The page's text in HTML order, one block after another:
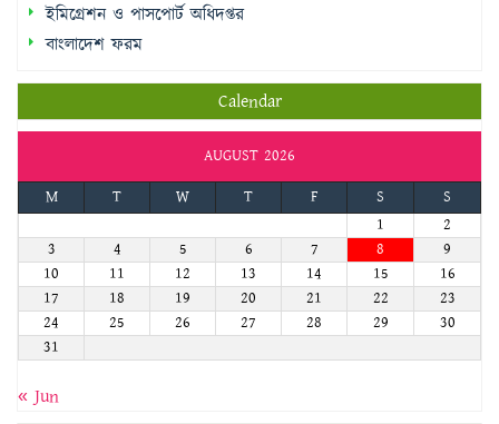
ইমিগ্রেশন ও পাসপোর্ট অধিদপ্তর
বাংলাদেশ ফরম
Calendar
AUGUST 2026
M
T W T F S
S
1
2
3
4 5 6 7 8
9
10
11 12 13 14 15
16
17
18 19 20 21 22
23
24
25 26 27 28 29
30
31
« Jun